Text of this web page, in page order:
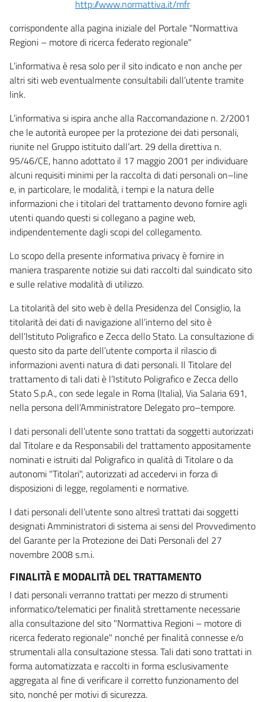
http://www.normattiva.it/mfr
corrispondente alla pagina iniziale del Portale "Normattiva
Regioni – motore di ricerca federato regionale"
L’informativa è resa solo per il sito indicato e non anche per
altri siti web eventualmente consultabili dall’utente tramite
link.
L’informativa si ispira anche alla Raccomandazione n. 2/2001
che le autorità europee per la protezione dei dati personali,
riunite nel Gruppo istituito dall’art. 29 della direttiva n.
95/46/CE, hanno adottato il 17 maggio 2001 per individuare
alcuni requisiti minimi per la raccolta di dati personali on–line
e, in particolare, le modalità, i tempi e la natura delle
informazioni che i titolari del trattamento devono fornire agli
utenti quando questi si collegano a pagine web,
indipendentemente dagli scopi del collegamento.
Lo scopo della presente informativa privacy è fornire in
maniera trasparente notizie sui dati raccolti dal suindicato sito
e sulle relative modalità di utilizzo.
La titolarità del sito web è della Presidenza del Consiglio, la
titolarità dei dati di navigazione all’interno del sito è
dell’Istituto Poligrafico e Zecca dello Stato. La consultazione di
questo sito da parte dell’utente comporta il rilascio di
informazioni aventi natura di dati personali. Il Titolare del
trattamento di tali dati è l’Istituto Poligrafico e Zecca dello
Stato S.p.A., con sede legale in Roma (Italia), Via Salaria 691,
nella persona dell’Amministratore Delegato pro–tempore.
I dati personali dell’utente sono trattati da soggetti autorizzati
dal Titolare e da Responsabili del trattamento appositamente
nominati e istruiti dal Poligrafico in qualità di Titolare o da
autonomi "Titolari", autorizzati ad accedervi in forza di
disposizioni di legge, regolamenti e normative.
I dati personali dell’utente sono altresì trattati dai soggetti
designati Amministratori di sistema ai sensi del Provvedimento
del Garante per la Protezione dei Dati Personali del 27
novembre 2008 s.m.i.
FINALITÀ E MODALITÀ DEL TRATTAMENTO
I dati personali verranno trattati per mezzo di strumenti
informatico/telematici per finalità strettamente necessarie
alla consultazione del sito "Normattiva Regioni – motore di
ricerca federato regionale" nonché per finalità connesse e/o
strumentali alla consultazione stessa. Tali dati sono trattati in
forma automatizzata e raccolti in forma esclusivamente
aggregata al fine di verificare il corretto funzionamento del
sito, nonché per motivi di sicurezza.